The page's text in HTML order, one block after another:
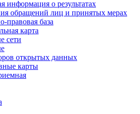
информация о результатах
обращений лиц и принятых мерах
правовая база
карта
сети
открытых данных
карты